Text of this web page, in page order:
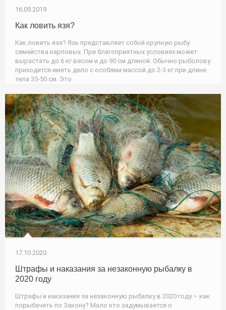
16.09.2019
Как ловить язя?
Как ловить язя? Язь представляет собой крупную рыбу
семейства карповых. При благоприятных условиях может
вырастать до 6 кг весом и до 90 см длиной. Обычно рыболову
приходится иметь дело с особями массой до 2-3 кг при длине
тела 35-50 см. Это
17.10.2020
Штрафы и наказания за незаконную рыбалку в
2020 году
Штрафы и наказания за незаконную рыбалку в 2020 году – как
порыбачить по Закону? Мало кто задумывается о